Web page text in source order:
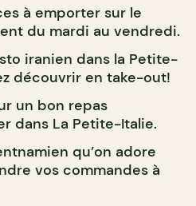
à emporter sur le
du mardi au vendredi.
iranien dans la Petite-
découvrir en take-out!
un bon repas
dans La Petite-Italie.
qu’on adore
vos commandes à